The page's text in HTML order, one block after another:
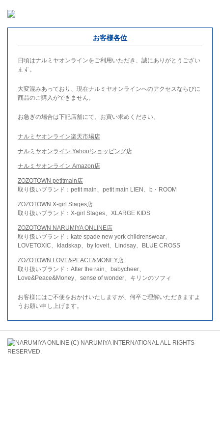
お客様各位
日頃はナルミヤオンラインをご利用いただき、誠にありがとうござい
ます。
大変混みあっており、現在ナルミヤオンラインへのアクセスならびに
商品のご購入ができません。
お急ぎの場合は下記店舗にて、お買い求めください。
ナルミヤオンライン楽天市場店
ナルミヤオンライン Yahoo!ショッピング店
ナルミヤオンライン Amazon店
ZOZOTOWN petitmain店
取り扱いブランド：petit main、petit main LIEN、b・ROOM
ZOZOTOWN X-girl Stages店
取り扱いブランド：X-girl Stages、XLARGE KIDS
ZOZOTOWN NARUMIYA ONLINE店
取り扱いブランド：kate spade new york childrenswear、
LOVETOXIC、kladskap、by loveit、Lindsay、BLUE CROSS
ZOZOTOWN LOVE&PEACE&MONEY店
取り扱いブランド：After the rain、babycheer、
Love&Peace&Money、sense of wonder、キリンのソフィ
お客様にはご不便をおかけいたしますが、何卒ご理解いただきますよ
うお願い申し上げます。